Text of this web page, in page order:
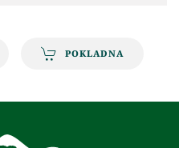
POKLADNA